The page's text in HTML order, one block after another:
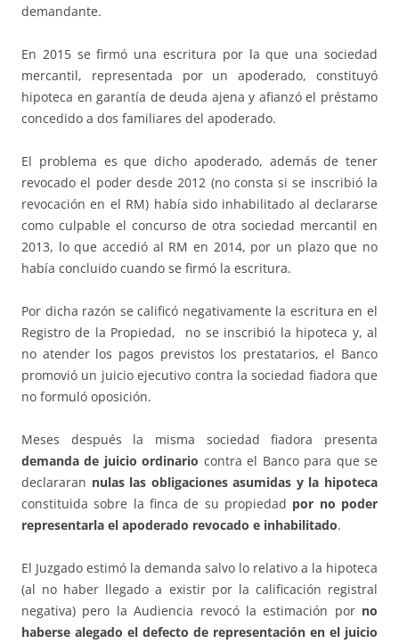
demandante.
En 2015 se firmó una escritura por la que una sociedad
mercantil, representada por un apoderado, constituyó
hipoteca en garantía de deuda ajena y afianzó el préstamo
concedido a dos familiares del apoderado.
El problema es que dicho apoderado, además de tener
revocado el poder desde 2012 (no consta si se inscribió la
revocación en el RM) había sido inhabilitado al declararse
como culpable el concurso de otra sociedad mercantil en
2013, lo que accedió al RM en 2014, por un plazo que no
había concluido cuando se firmó la escritura.
Por dicha razón se calificó negativamente la escritura en el
Registro de la Propiedad, no se inscribió la hipoteca y, al
no atender los pagos previstos los prestatarios, el Banco
promovió un juicio ejecutivo contra la sociedad fiadora que
no formuló oposición.
Meses después la misma sociedad fiadora presenta
demanda de juicio ordinario contra el Banco para que se
declararan nulas las obligaciones asumidas y la hipoteca
constituida sobre la finca de su propiedad por no poder
representarla el apoderado revocado e inhabilitado.
El Juzgado estimó la demanda salvo lo relativo a la hipoteca
(al no haber llegado a existir por la calificación registral
negativa) pero la Audiencia revocó la estimación por no
haberse alegado el defecto de representación en el juicio